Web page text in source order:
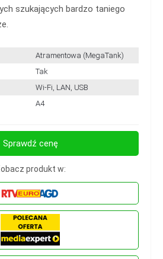
szukających bardzo taniego
Atramentowa (MegaTank)
Tak
Wi-Fi, LAN, USB
A4
Sprawdź cenę
produkt w: